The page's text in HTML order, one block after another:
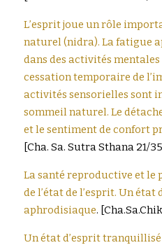
L’esprit joue un rôle
naturel (nidra). La fatigue
dans des activités
cessation temporaire de
activités sensorielles sont
sommeil naturel. Le
et le sentiment de confort
[Cha. Sa. Sutra Sthana 21/
La santé reproductive et le
de l’état de l’esprit. Un
aphrodisiaque.
Un état d’esprit